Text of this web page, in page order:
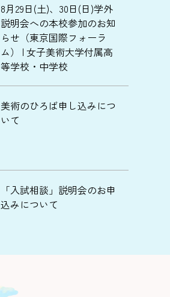
8月29日(土)、30日(日)学外
説明会への本校参加のお知
らせ（東京国際フォーラ
ム） | 女子美術大学付属高
等学校・中学校
美術のひろば申し込みにつ
いて
「入試相談」説明会のお申
込みについて